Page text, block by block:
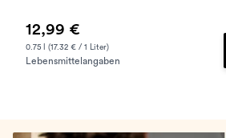
12,99 €
0.75 l (17.32 € / 1 Liter)
Lebensmittelangaben